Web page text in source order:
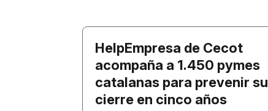
HelpEmpresa de Cecot
acompaña a 1.450 pymes
catalanas para prevenir su
cierre en cinco años